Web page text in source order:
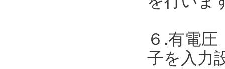
６.有電
子を入力